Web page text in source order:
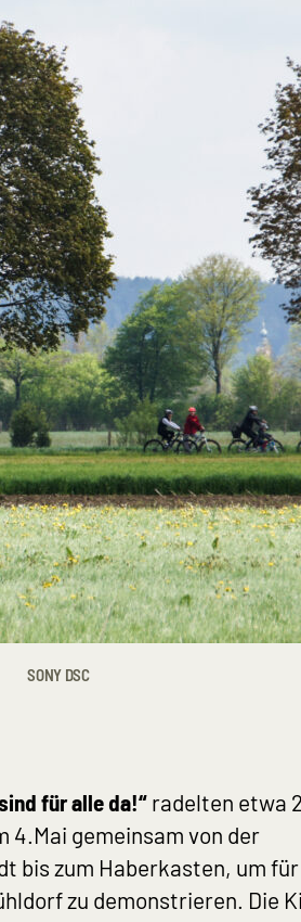
SONY DSC
für alle da!“ radelten etwa
4.Mai gemeinsam von der
bis zum Haberkasten, um
zu demonstrieren. Die